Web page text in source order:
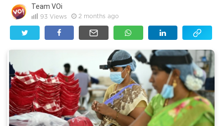
Team VOi
93 Views 2 months ago